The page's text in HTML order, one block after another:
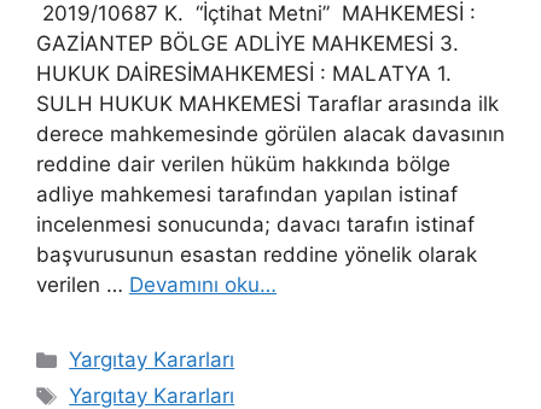
2019/10687 K. “İçtihat Metni” MAHKEMESİ :
GAZİANTEP BÖLGE ADLİYE MAHKEMESİ 3.
HUKUK DAİRESİMAHKEMESİ : MALATYA 1.
SULH HUKUK MAHKEMESİ Taraflar arasında ilk
derece mahkemesinde görülen alacak davasının
reddine dair verilen hüküm hakkında bölge
adliye mahkemesi tarafından yapılan istinaf
incelenmesi sonucunda; davacı tarafın istinaf
başvurusunun esastan reddine yönelik olarak
verilen … Devamını oku…
Kategoriler
Yargıtay Kararları
Etiketler
Yargıtay Kararları